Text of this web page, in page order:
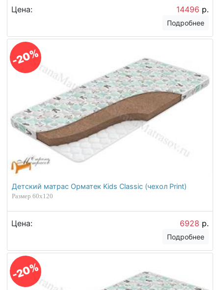
Цена: 14496 р.
Подробнее
-20%
Детский матрас Орматек Kids Classic (чехол Print)
Размер 60х120
Цена: 6928 р.
Подробнее
-20%